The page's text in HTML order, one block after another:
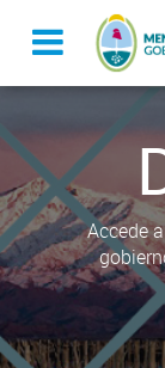
Accede